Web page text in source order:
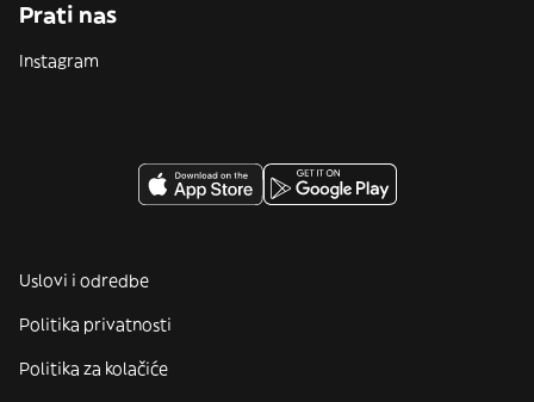
Prati nas
Instagram
Uslovi i odredbe
Politika privatnosti
Politika za kolačiće